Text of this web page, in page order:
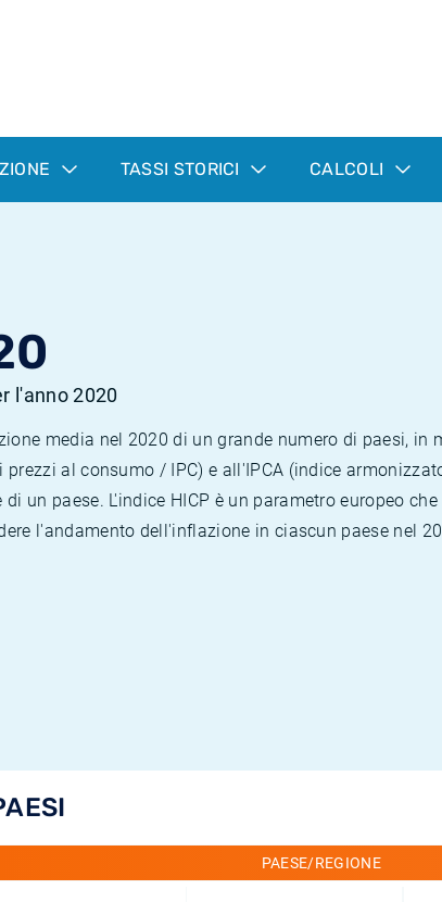
TASSI STORICI CALCOLI
l'anno 2020
media nel 2020 di un grande numero di paesi, in
al consumo / IPC) e all'IPCA (indice
un paese. L'indice HICP è un parametro europeo
l'andamento dell'inflazione in ciascun paese nel
PAESE/REGIONE